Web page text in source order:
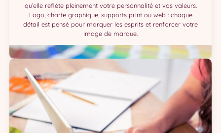
qu’elle reflète pleinement votre personnalité et vos valeurs.
Logo, charte graphique, supports print ou web : chaque
détail est pensé pour marquer les esprits et renforcer votre
image de marque.